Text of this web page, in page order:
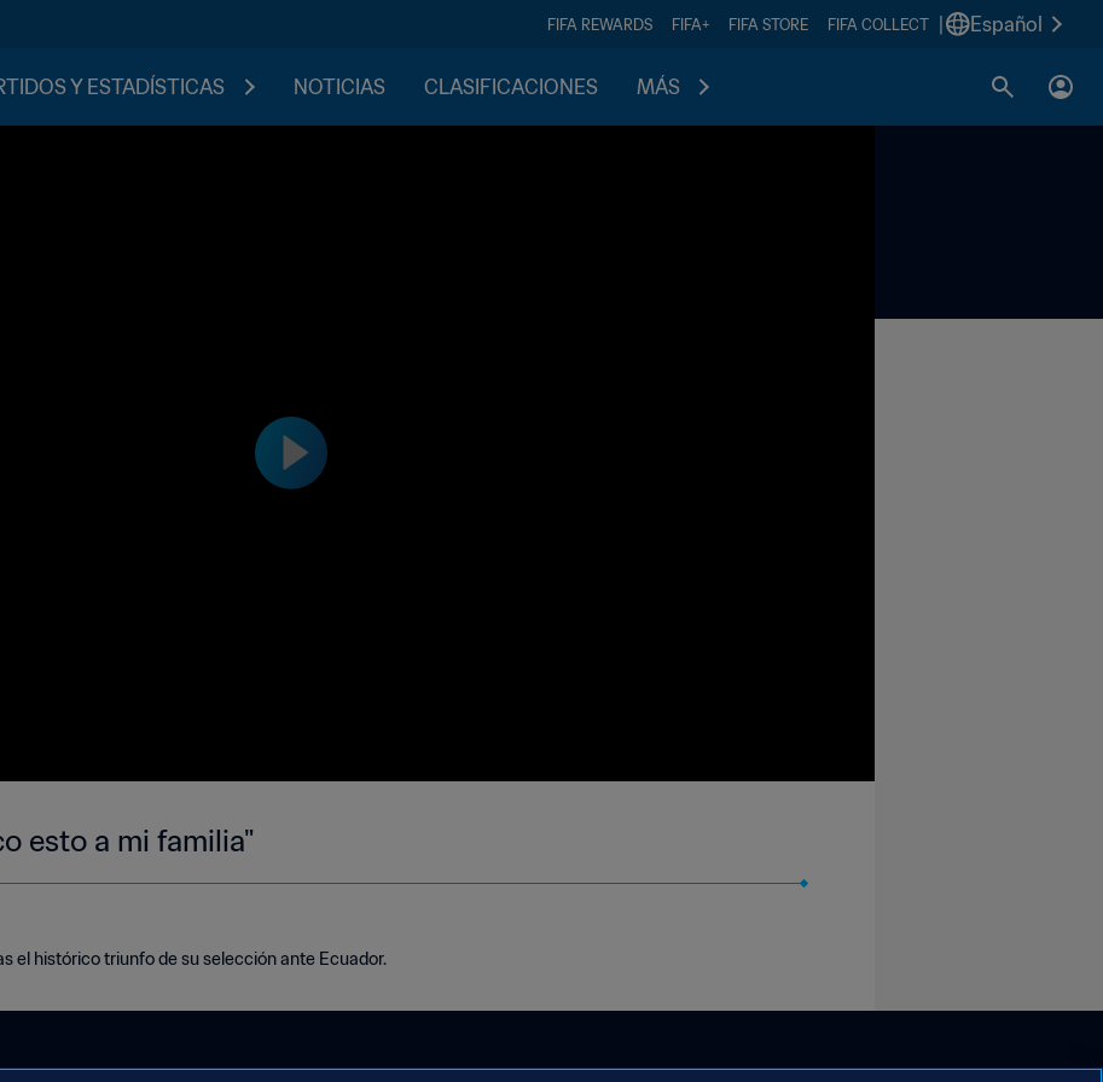
FIFA REWARDS FIFA+ FIFA STORE FIFA COLLECT Español
Y ESTADÍSTICAS NOTICIAS CLASIFICACIONES MÁS
esto a mi familia"
el histórico triunfo de su selección ante Ecuador.